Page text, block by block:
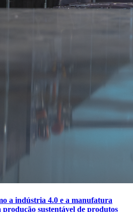
a indústria 4.0 e a manufatura
sustentável de produtos